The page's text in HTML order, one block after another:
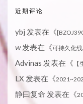
近期评论
ybj 发表在《
W发表在《可持久化
Advinas 发表在《
LX 发表在《
静曰复命 发表在《